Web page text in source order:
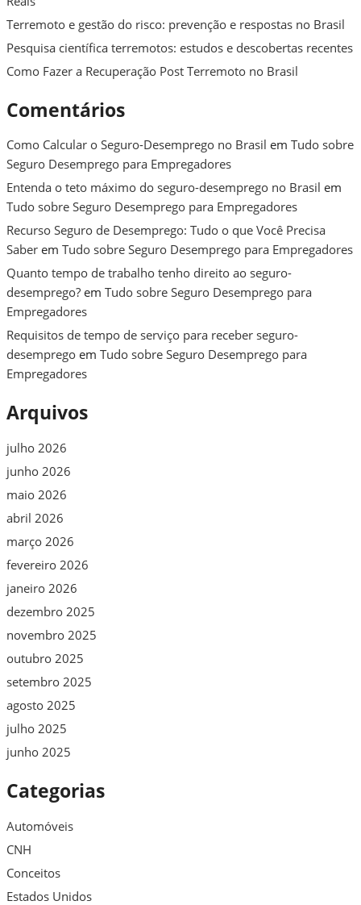
Terremoto e gestão do risco: prevenção e respostas no Brasil
Pesquisa científica terremotos: estudos e descobertas recentes
Como Fazer a Recuperação Post Terremoto no Brasil
Comentários
Como Calcular o Seguro-Desemprego no Brasil em Tudo sobre
Seguro Desemprego para Empregadores
Entenda o teto máximo do seguro-desemprego no Brasil em
Tudo sobre Seguro Desemprego para Empregadores
Recurso Seguro de Desemprego: Tudo o que Você Precisa
Saber em Tudo sobre Seguro Desemprego para Empregadores
Quanto tempo de trabalho tenho direito ao seguro-
desemprego? em Tudo sobre Seguro Desemprego para
Empregadores
Requisitos de tempo de serviço para receber seguro-
desemprego em Tudo sobre Seguro Desemprego para
Empregadores
Arquivos
julho 2026
junho 2026
maio 2026
abril 2026
março 2026
fevereiro 2026
janeiro 2026
dezembro 2025
novembro 2025
outubro 2025
setembro 2025
agosto 2025
julho 2025
junho 2025
Categorias
Automóveis
CNH
Conceitos
Estados Unidos